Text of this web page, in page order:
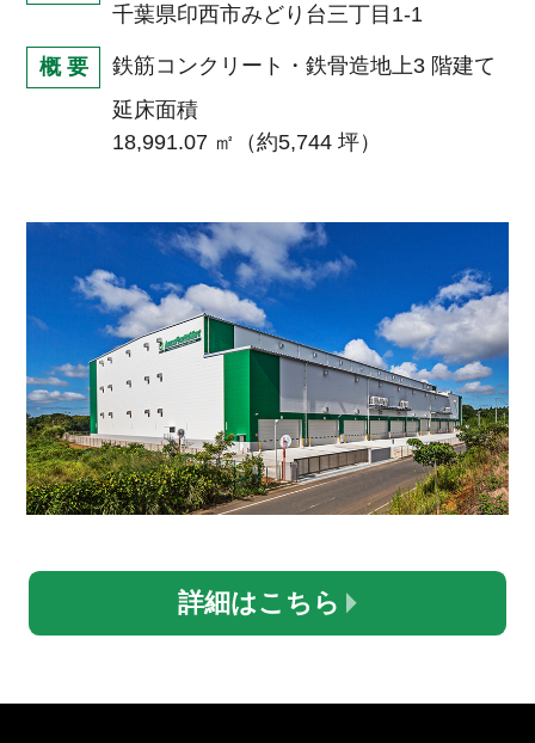
千葉県印西市みどり台三丁目1-1
概 要
鉄筋コンクリート・鉄骨造地上3 階建て
延床面積
18,991.07 ㎡（約5,744 坪）
詳細はこちら